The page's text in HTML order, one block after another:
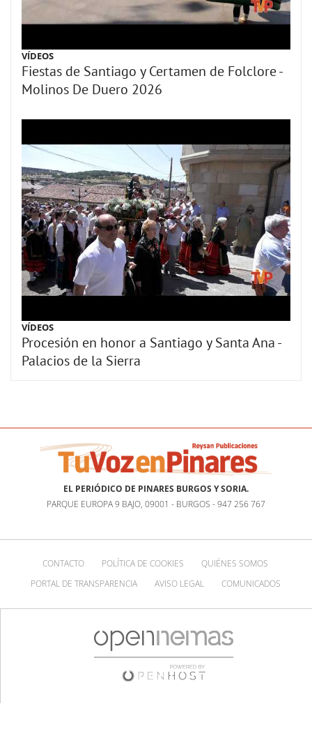
VÍDEOS
Fiestas de Santiago y Certamen de Folclore -
Molinos De Duero 2026
VÍDEOS
Procesión en honor a Santiago y Santa Ana -
Palacios de la Sierra
EL PERIÓDICO DE PINARES BURGOS Y SORIA.
PARQUE EUROPA 9 BAJO, 09001 - BURGOS - 947 256 767
CONTACTO POLÍTICA DE COOKIES
QUIÉNES SOMOS
PORTAL DE TRANSPARENCIA
AVISO LEGAL COMUNICADOS